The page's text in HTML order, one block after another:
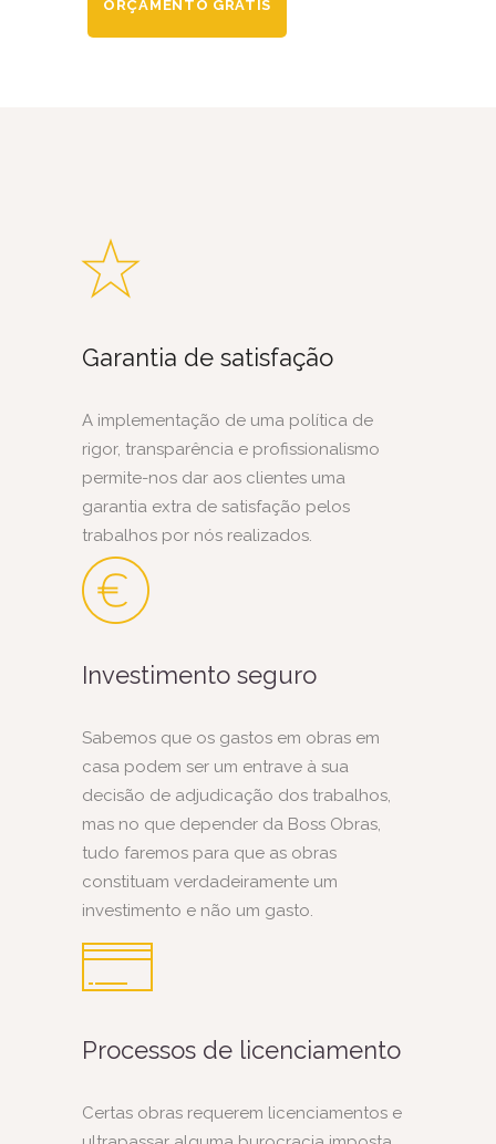
ORÇAMENTO GRÁTIS
Garantia de satisfação
A implementação de uma política de
rigor, transparência e profissionalismo
permite-nos dar aos clientes uma
garantia extra de satisfação pelos
trabalhos por nós realizados.
Investimento seguro
Sabemos que os gastos em obras em
casa podem ser um entrave à sua
decisão de adjudicação dos trabalhos,
mas no que depender da Boss Obras,
tudo faremos para que as obras
constituam verdadeiramente um
investimento e não um gasto.
Processos de licenciamento
Certas obras requerem licenciamentos e